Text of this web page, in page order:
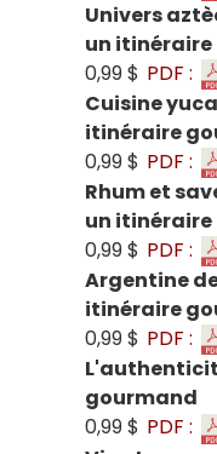
Univers
un
0,99 $ PDF :
Cuisine
itinéraire
0,99 $ PDF :
Rhum et
un
0,99 $ PDF :
Argentine
itinéraire
0,99 $ PDF :
gourmand
0,99 $ PDF :